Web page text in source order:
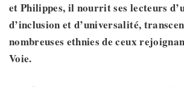
et Philippes, il nourrit ses lecteurs
d’inclusion et d’universalité,
nombreuses ethnies de ceux
Voie.